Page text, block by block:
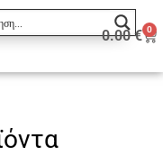
0.00€ 0